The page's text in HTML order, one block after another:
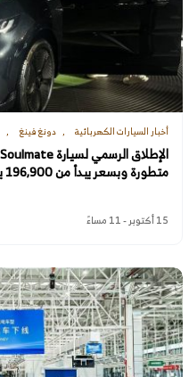
أخبار السيارات الكهربائية دونغ فينغ
متطورة وبسعر يبدأ من 196,900 يوان (103,941 رس)
15 أكتوبر - 11 مساءً